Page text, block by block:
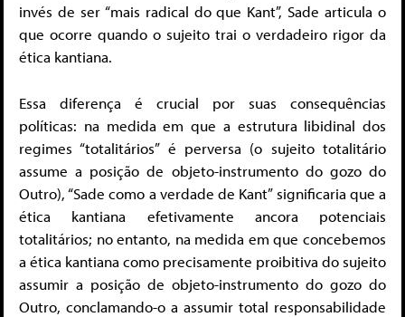
invés de ser “mais radical do que Kant”, Sade articula o
que ocorre quando o sujeito trai o verdadeiro rigor da
ética kantiana.
Essa diferença é crucial por suas consequências
políticas: na medida em que a estrutura libidinal dos
regimes “totalitários” é perversa (o sujeito totalitário
assume a posição de objeto-instrumento do gozo do
Outro), “Sade como a verdade de Kant” significaria que a
ética kantiana efetivamente ancora potenciais
totalitários; no entanto, na medida em que concebemos
a ética kantiana como precisamente proibitiva do sujeito
assumir a posição de objeto-instrumento do gozo do
Outro, conclamando-o a assumir total responsabilidade